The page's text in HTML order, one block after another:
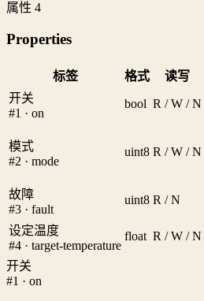
属性 4
Properties
标签 格式 读写
开关
#1 · on
bool R / W / N
模式
#2 · mode
uint8 R / W / N
故障
#3 · fault
uint8 R / N
设定温度
#4 · target-temperature
float R / W / N
开关
#1 · on